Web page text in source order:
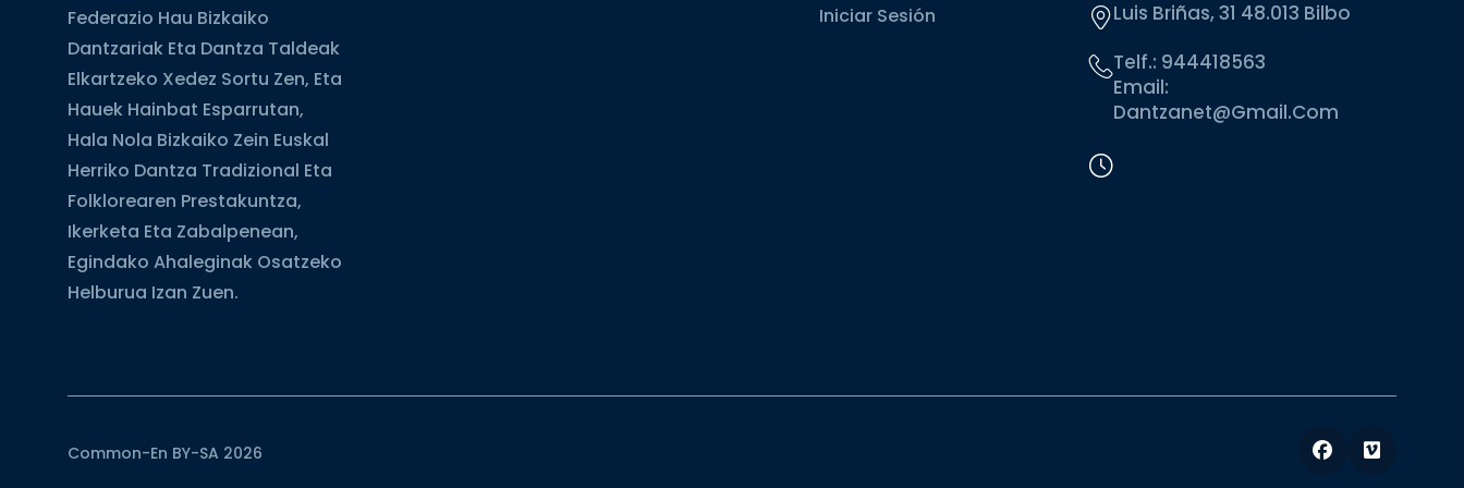
Federazio Hau Bizkaiko
Dantzariak Eta Dantza Taldeak
Elkartzeko Xedez Sortu Zen, Eta
Hauek Hainbat Esparrutan,
Hala Nola Bizkaiko Zein Euskal
Herriko Dantza Tradizional Eta
Folklorearen Prestakuntza,
Ikerketa Eta Zabalpenean,
Egindako Ahaleginak Osatzeko
Helburua Izan Zuen.
Iniciar Sesión
Luis Briñas, 31 48.013 Bilbo
Telf.: 944418563
Email:
Dantzanet@gmail.com
Common-En BY-SA 2026 Facebook
Vimeo